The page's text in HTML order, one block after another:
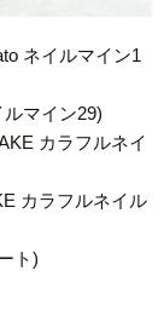
ネイルマイン1
マイン29)
カラフルネイ
カラフルネイル
ト)